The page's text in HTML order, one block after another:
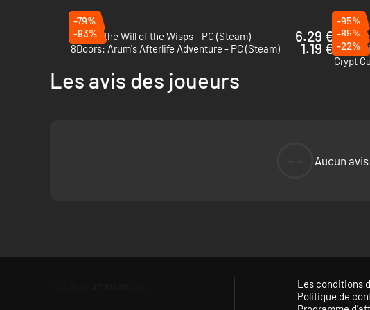
Gagnez la confiance du peuple et tissez des liens
-79%
Ori and the Will of the Wisps - PC (Steam)
6.29 €
-95%
-93%
8Doors: Arum's Afterlife Adventure - PC (Steam)
1.19 €
-85%
Lost
-22%
Crypt
Les avis des joueurs
Aucun
Les conditions
Politique de